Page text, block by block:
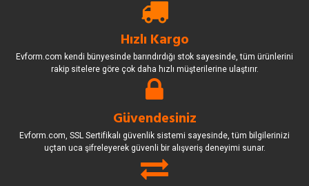
Hızlı Kargo
Evform.com kendi bünyesinde barındırdığı stok sayesinde, tüm ürünlerini
rakip sitelere göre çok daha hızlı müşterilerine ulaştırır.
Güvendesiniz
Evform.com, SSL Sertifikalı güvenlik sistemi sayesinde, tüm bilgilerinizi
uçtan uca şifreleyerek güvenli bir alışveriş deneyimi sunar.